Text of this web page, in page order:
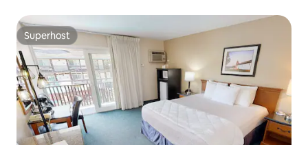
Superhost
Superhost